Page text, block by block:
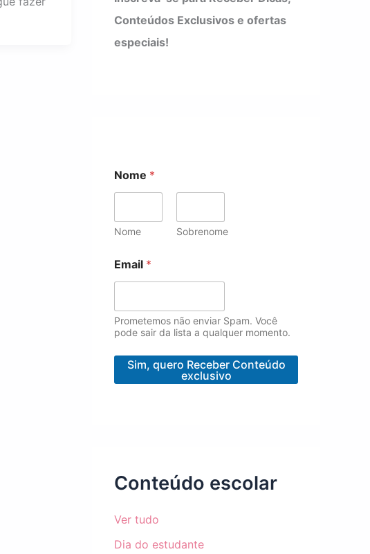
Conteúdos Exclusivos e ofertas
especiais!
E
m
i
l
m
a
i
Nome *
Nome Sobrenome
Email *
Prometemos não enviar Spam. Você
pode sair da lista a qualquer momento.
Sim, quero Receber Conteúdo
exclusivo
Conteúdo escolar
Ver tudo
Dia do estudante